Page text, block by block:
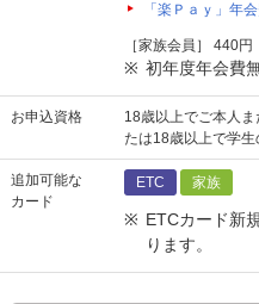
「楽Ｐａｙ」年
［家族会員］ 440円
初年度年会費
お申込資格
18歳以上でご本人
たは18歳以上で学生
追加可能な
カード
ETC 家族
ETCカード新
ります。